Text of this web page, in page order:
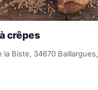
crêpes
la Biste, 34670 Baillargues,